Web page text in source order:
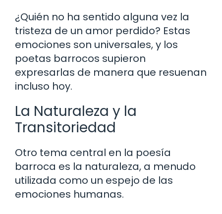
¿Quién no ha sentido alguna vez la
tristeza de un amor perdido? Estas
emociones son universales, y los
poetas barrocos supieron
expresarlas de manera que resuenan
incluso hoy.
La Naturaleza y la
Transitoriedad
Otro tema central en la poesía
barroca es la naturaleza, a menudo
utilizada como un espejo de las
emociones humanas.